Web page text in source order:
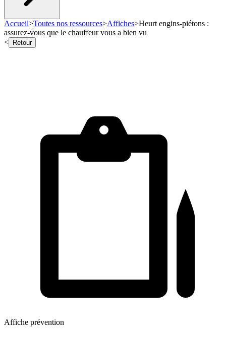
Accueil>Toutes nos ressources>Affiches>Heurt engins-piétons :
assurez-vous que le chauffeur vous a bien vu
<
Retour
Affiche prévention